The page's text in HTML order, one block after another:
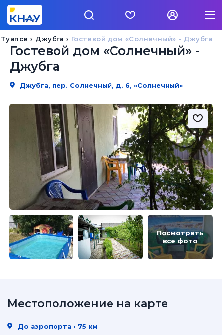
Гостевой дом «Солнечный» - Джубга
Джубга
Гостевой дом «Солнечный» -
Джубга
Джубга, пер. Солнечный, д. 6, «Солнечный»
Посмотреть
все фото
Местоположение на карте
До аэропорта • 75 км